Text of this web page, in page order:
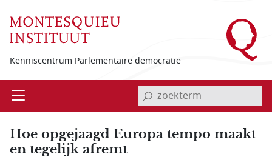
Kenniscentrum Parlementaire democratie
Open invoerveld zoekterm
Hoe opgejaagd Europa tempo maakt
en tegelijk afremt